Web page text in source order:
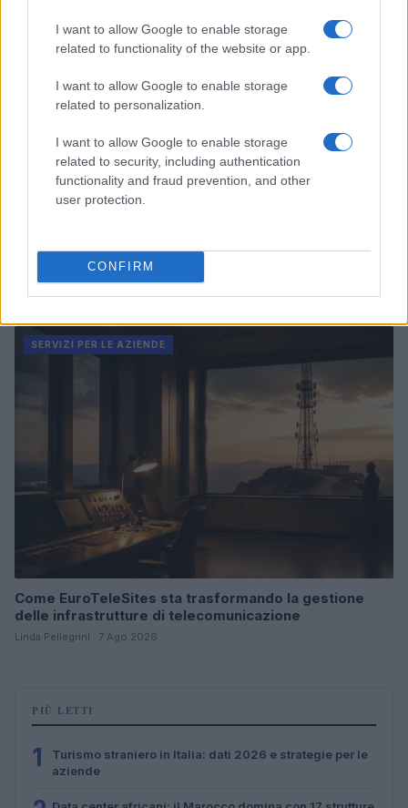
I want to allow Google to enable storage
related to functionality of the website or app.
I want to allow Google to enable storage
related to personalization.
I want to allow Google to enable storage
related to security, including authentication
functionality and fraud prevention, and other
user protection.
CONFIRM
Data center africani: il Marocco domina con 17
strutture certificate
SERVIZI PER LE AZIENDE
Come EuroTeleSites sta trasformando la gestione
delle infrastrutture di telecomunicazione
Linda Pellegrini · 7 Ago 2026
PIÙ LETTI
1
Turismo straniero in Italia: dati 2026 e strategie per le
aziende